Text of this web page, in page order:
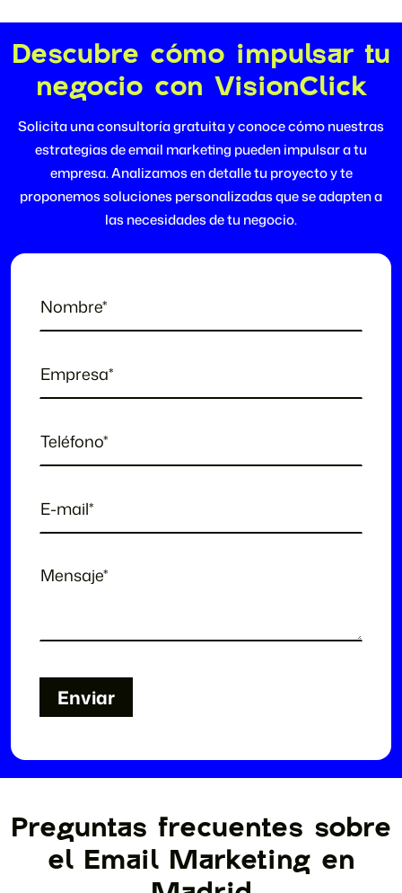
Descubre cómo impulsar tu
negocio con VisionClick
Solicita una consultoría gratuita y conoce cómo nuestras
estrategias de email marketing pueden impulsar a tu
empresa. Analizamos en detalle tu proyecto y te
proponemos soluciones personalizadas que se adapten a
las necesidades de tu negocio.
Enviar
Enviar
Preguntas frecuentes sobre
el Email Marketing en